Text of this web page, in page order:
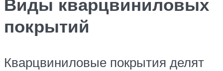
Виды кварцвиниловых
покрытий
Кварцвиниловые покрытия делят